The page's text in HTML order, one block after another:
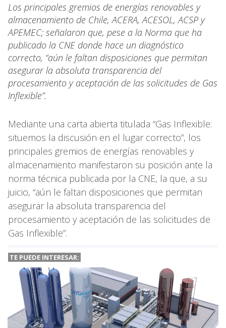
Los principales gremios de energías renovables y
almacenamiento de Chile, ACERA, ACESOL, ACSP y
APEMEC; señalaron que, pese a la Norma que ha
publicado la CNE donde hace un diagnóstico
correcto, “aún le faltan disposiciones que permitan
asegurar la absoluta transparencia del
procesamiento y aceptación de las solicitudes de Gas
Inflexible”.
Mediante una carta abierta titulada “Gas Inflexible:
situemos la discusión en el lugar correcto”, los
principales gremios de energías renovables y
almacenamiento manifestaron su posición ante la
norma técnica publicada por la CNE, la que, a su
juicio, “aún le faltan disposiciones que permitan
asegurar la absoluta transparencia del
procesamiento y aceptación de las solicitudes de
Gas Inflexible”.
TE PUEDE INTERESAR: